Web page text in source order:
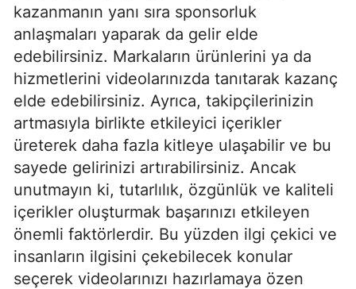
kazanmanın yanı sıra sponsorluk
anlaşmaları yaparak da gelir elde
edebilirsiniz. Markaların ürünlerini ya da
hizmetlerini videolarınızda tanıtarak kazanç
elde edebilirsiniz. Ayrıca, takipçilerinizin
artmasıyla birlikte etkileyici içerikler
üreterek daha fazla kitleye ulaşabilir ve bu
sayede gelirinizi artırabilirsiniz. Ancak
unutmayın ki, tutarlılık, özgünlük ve kaliteli
içerikler oluşturmak başarınızı etkileyen
önemli faktörlerdir. Bu yüzden ilgi çekici ve
insanların ilgisini çekebilecek konular
seçerek videolarınızı hazırlamaya özen